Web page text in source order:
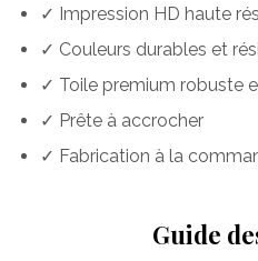
✓ Impression HD haute
✓ Couleurs durables et
✓ Toile premium robuste
✓ Prête à accrocher
✓ Fabrication à la
Guide